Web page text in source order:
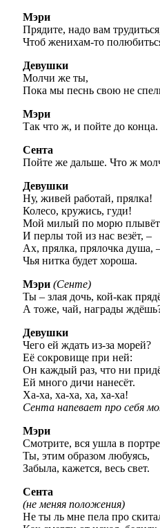
Мэри
Прядите, надо вам
Чтоб женихам-то
Девушки
Молчи же ты,
Пока мы песнь свою не
Мэри
Так что ж, и пойте до конца.
Сента
Пойте же дальше. Что ж
Девушки
Ну, живей работай, прялка!
Колесо, кружись, гуди!
Мой милый по морю плывёт
И перлы той из нас везёт, –
Ах, прялка, прялочка душа,
Чья нитка будет хороша.
Мэри (Сенте)
Ты – злая дочь, кой-как
А тоже, чай, награды
Девушки
Чего ей ждать из-за морей?
Её сокровище при ней:
Он каждый раз, что ни
Ей много дичи нанесёт.
Ха-ха, ха-ха, ха, ха-ха!
Сента напевает про себя
Мэри
Смотрите, вся ушла в
Ты, этим образом любуясь,
Забыла, кажется, весь свет.
Сента
(не меняя положения)
Не ты ль мне пела про